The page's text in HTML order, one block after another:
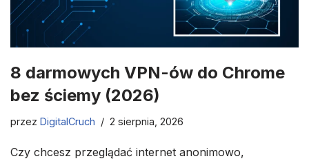
8 darmowych VPN-ów do Chrome
bez ściemy (2026)
przez DigitalCruch 2 sierpnia, 2026
Czy chcesz przeglądać internet anonimowo,